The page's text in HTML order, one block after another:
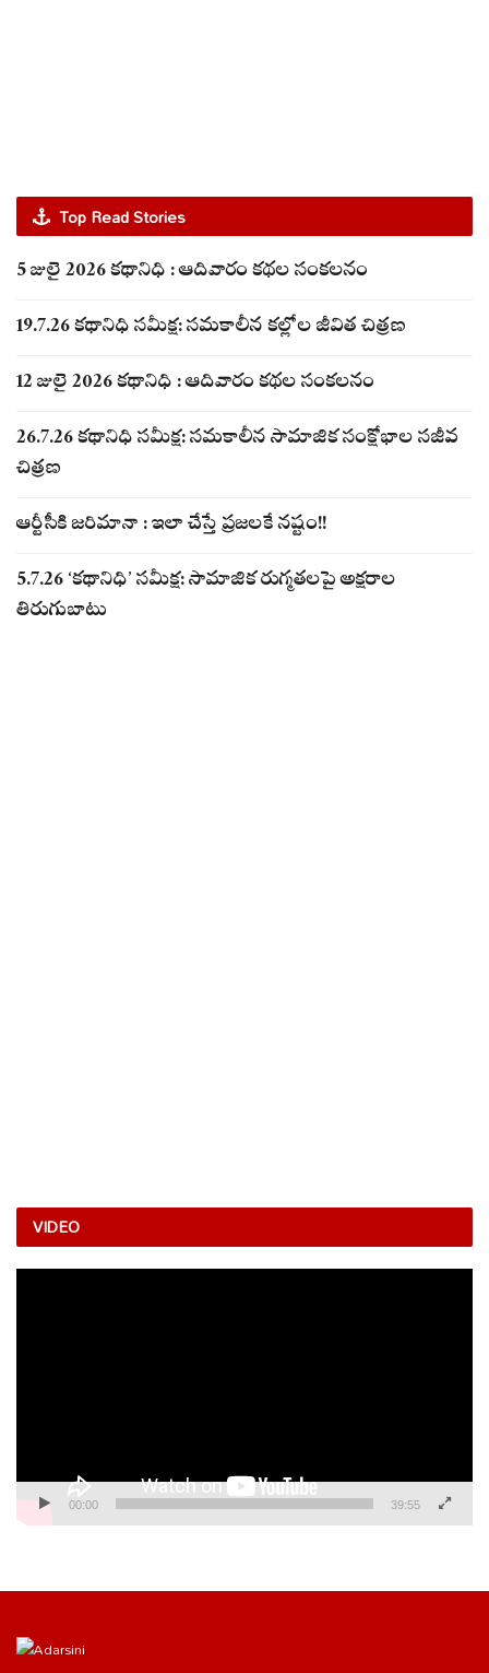
Top Read Stories
5 జులై 2026 కథానిధి : ఆదివారం కథల సంకలనం
19.7.26 కథానిధి సమీక్ష: సమకాలీన కల్లోల జీవిత చిత్రణ
12 జులై 2026 కథానిధి : ఆదివారం కథల సంకలనం
26.7.26 కథానిధి సమీక్ష: సమకాలీన సామాజిక సంక్షోభాల సజీవ
చిత్రణ
ఆర్టీసీకి జరిమానా : ఇలా చేస్తే ప్రజలకే నష్టం!!
5.7.26 ‘కథానిధి’ సమీక్ష: సామాజిక రుగ్మతలపై అక్షరాల
తిరుగుబాటు
VIDEO
00:00 39:55